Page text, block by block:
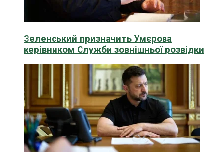
Зеленський призначить Умєрова
керівником Служби зовнішньої розвідки